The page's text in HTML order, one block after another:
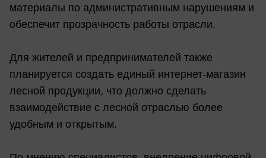
материалы по административным нарушениям и
обеспечит прозрачность работы отрасли.
Для жителей и предпринимателей также
планируется создать единый интернет-магазин
лесной продукции, что должно сделать
взаимодействие с лесной отраслью более
удобным и открытым.